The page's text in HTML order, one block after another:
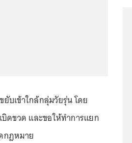
บเข้าใกล้กลุ่มวัยรุ่น โดย
บิดขวด และขอให้ทำการแยก
กฎหมาย